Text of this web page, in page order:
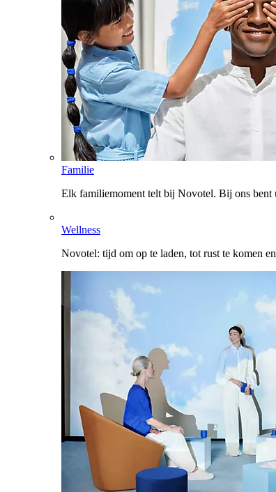
Familie
Elk familiemoment telt bij Novotel. Bij ons bent
Wellness
Novotel: tijd om op te laden, tot rust te komen